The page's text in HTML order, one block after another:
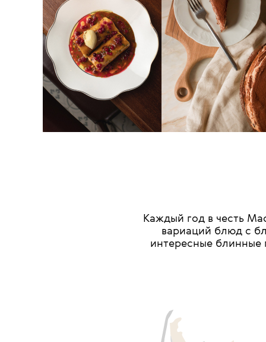
Каждый год в честь
вариаций блюд с
интересные блинные